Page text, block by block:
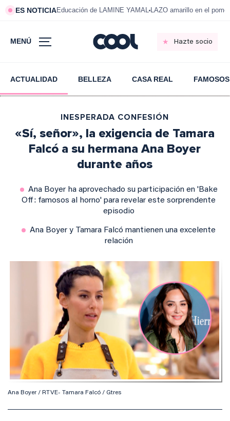
ES NOTICIAEducación de LAMINE YAMAL LAZO amarillo en el
MENÚ Hazte socio
ACTUALIDAD BELLEZA CASA REAL FAMOSOS
INESPERADA CONFESIÓN
«Sí, señor», la exigencia de Tamara
Falcó a su hermana Ana Boyer
durante años
Ana Boyer ha aprovechado su participación en 'Bake
Off: famosos al horno' para revelar este sorprendente
episodio
Ana Boyer y Tamara Falcó mantienen una excelente
relación
Ana Boyer / RTVE- Tamara Falcó / Gtres